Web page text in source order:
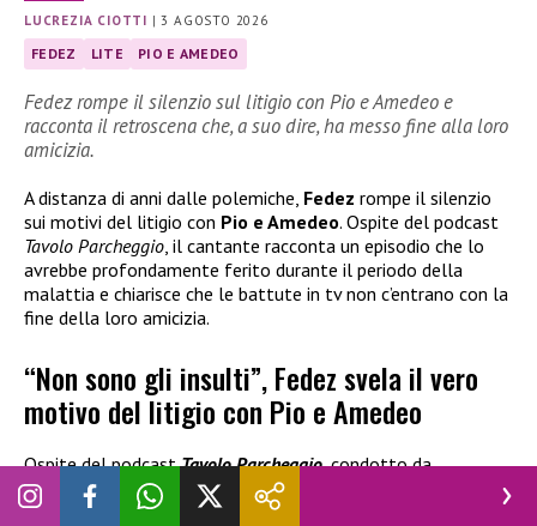
LUCREZIA CIOTTI |3 AGOSTO 2026
FEDEZ LITE PIO E AMEDEO
Fedez rompe il silenzio sul litigio con Pio e Amedeo e
racconta il retroscena che, a suo dire, ha messo fine alla loro
amicizia.
A distanza di anni dalle polemiche, Fedez rompe il silenzio
sui motivi del litigio con Pio e Amedeo. Ospite del podcast
Tavolo Parcheggio , il cantante racconta un episodio che lo
avrebbe profondamente ferito durante il periodo della
malattia e chiarisce che le battute in tv non c’entrano con la
fine della loro amicizia.
“Non sono gli insulti”, Fedez svela il vero
motivo del litigio con Pio e Amedeo
Ospite del podcastTavolo Parcheggio, condotto da
Gianmarco Zagato e Nicole Pallado, Fedez è tornato a
parlare del
rapporto ormai interrotto